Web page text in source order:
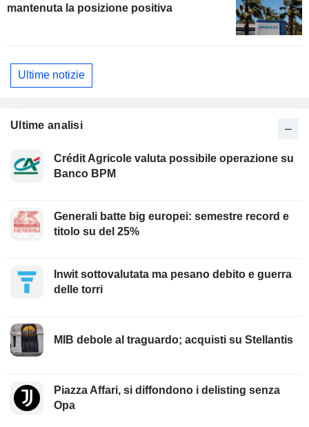
mantenuta la posizione positiva
Ultime notizie
Ultime analisi
Crédit Agricole valuta possibile operazione su
Banco BPM
Generali batte big europei: semestre record e
titolo su del 25%
Inwit sottovalutata ma pesano debito e guerra
delle torri
MIB debole al traguardo; acquisti su Stellantis
Piazza Affari, si diffondono i delisting senza
Opa